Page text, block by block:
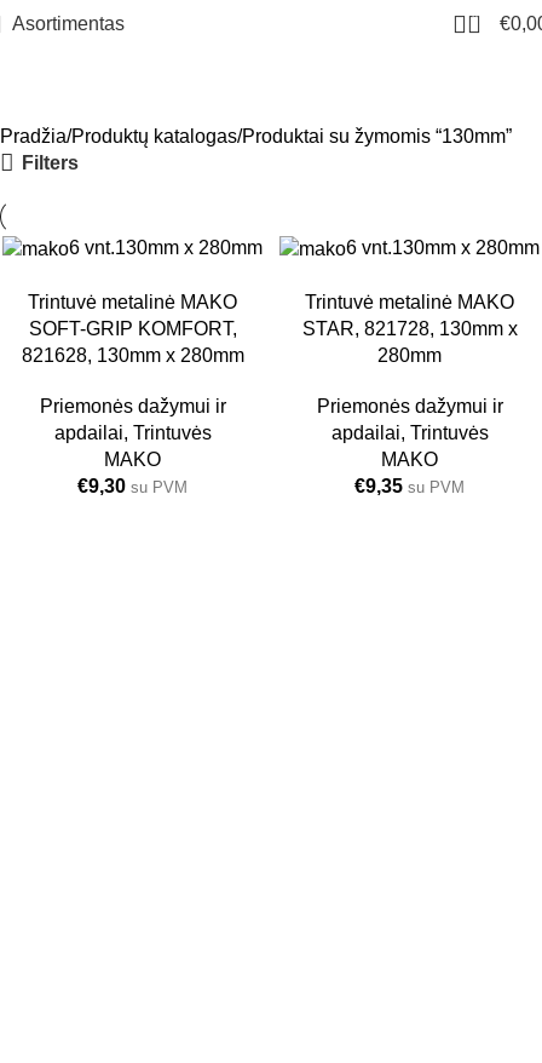
Asortimentas 0 €
Pradžia Produktų katalogas Produktai su žymomis “130mm”
Filters
6 vnt.130mm x 280mm
Trintuvė metalinė MAKO
SOFT-GRIP KOMFORT,
821628, 130mm x 280mm
Priemonės dažymui ir
apdailai, Trintuvės
MAKO
€9,30 su PVM
6 vnt.130mm x 280mm
Trintuvė metalinė MAKO
STAR, 821728, 130mm x
280mm
Priemonės dažymui ir
apdailai, Trintuvės
MAKO
€9,35 su PVM